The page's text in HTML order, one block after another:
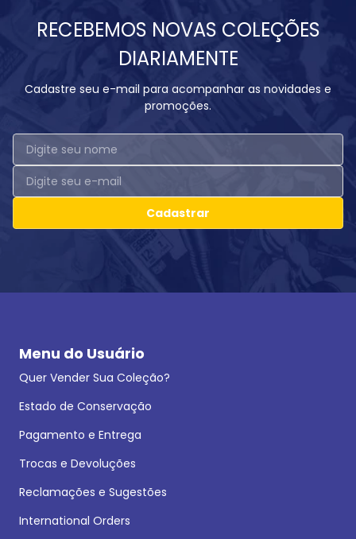
RECEBEMOS NOVAS COLEÇÕES
DIARIAMENTE
Cadastre seu e-mail para acompanhar as novidades e
promoções.
Cadastrar
Menu do Usuário
Quer Vender Sua Coleção?
Estado de Conservação
Pagamento e Entrega
Trocas e Devoluções
Reclamações e Sugestões
International Orders